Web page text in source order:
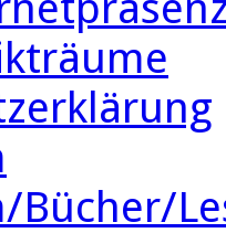
Bücher/